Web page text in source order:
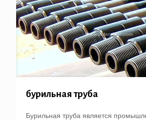
бурильная труба
Бурильная труба является